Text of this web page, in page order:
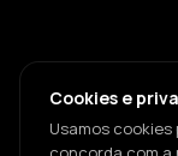
Cookies e
Usamos